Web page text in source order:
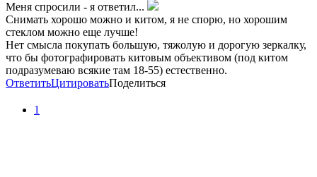
Меня спросили - я ответил...
Снимать хорошо можно и китом, я не спорю, но хорошим
стеклом можно еще лучше!
Нет смысла покупать большую, тяжолую и дорогую зеркалку,
что бы фотографировать китовым объективом (под китом
подразумеваю всякие там 18-55) естественно.
ОтветитьЦитироватьПоделиться
1